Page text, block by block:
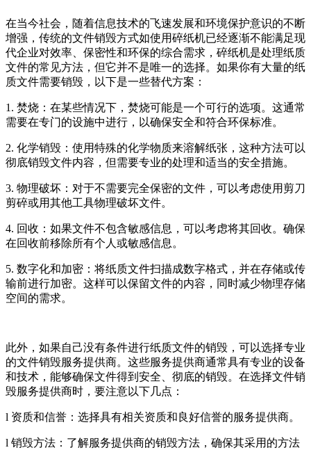
在当今社会，随着信息技术的飞速发展和环境保护意识的不断
增强，传统的文件销毁方式如使用碎纸机已经逐渐不能满足现
代企业对效率、保密性和环保的综合需求，碎纸机是处理纸质
文件的常见方法，但它并不是唯一的选择。如果你有大量的纸
质文件需要销毁，以下是一些替代方案：
1. 焚烧：在某些情况下，焚烧可能是一个可行的选项。这通常
需要在专门的设施中进行，以确保安全和符合环保标准。
2. 化学销毁：使用特殊的化学物质来溶解纸张，这种方法可以
彻底销毁文件内容，但需要专业的处理和适当的安全措施。
3. 物理破坏：对于不需要完全保密的文件，可以考虑使用剪刀
剪碎或用其他工具物理破坏文件。
4. 回收：如果文件不包含敏感信息，可以考虑将其回收。确保
在回收前移除所有个人或敏感信息。
5. 数字化和加密：将纸质文件扫描成数字格式，并在存储或传
输前进行加密。这样可以保留文件的内容，同时减少物理存储
空间的需求。
此外，如果自己没有条件进行纸质文件的销毁，可以选择专业
的文件销毁服务提供商。这些服务提供商通常具有专业的设备
和技术，能够确保文件得到安全、彻底的销毁。在选择文件销
毁服务提供商时，要注意以下几点：
l 资质和信誉：选择具有相关资质和良好信誉的服务提供商。
l 销毁方法：了解服务提供商的销毁方法，确保其采用的方法